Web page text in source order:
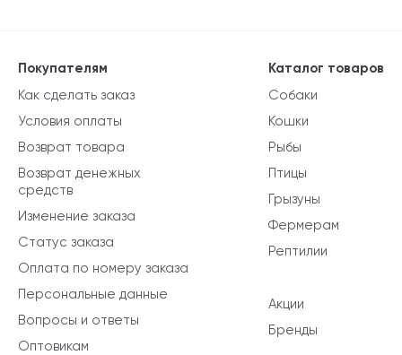
Каталог товаров
Собаки
Кошки
Рыбы
Птицы
Грызуны
Фермерам
Рептилии
Акции
Бренды
Покупателям
Как сделать заказ
Условия оплаты
Возврат товара
Возврат денежных
средств
Изменение заказа
Статус заказа
Оплата по номеру заказа
Персональные данные
Вопросы и ответы
Оптовикам